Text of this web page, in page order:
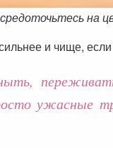
на
и чище,
ужасные